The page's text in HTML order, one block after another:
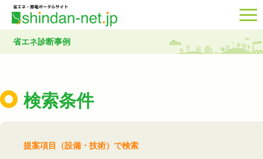
省エネ診断事例
検索条件
提案項目（設備・技術）で検索